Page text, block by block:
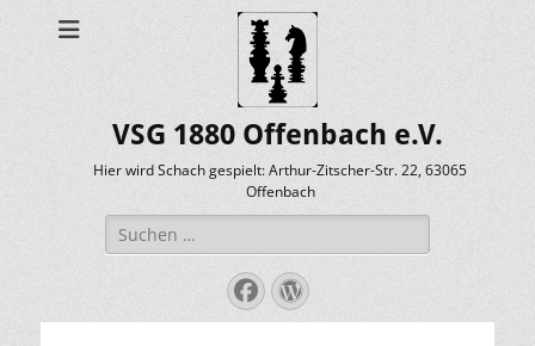
VSG 1880 Offenbach e.V.
Hier wird Schach gespielt: Arthur-Zitscher-Str. 22, 63065
Offenbach
Suche
nach:
Facebook
WordPress